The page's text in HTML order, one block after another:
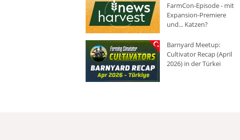
FarmCon-Episode - mit
Expansion-Premiere
und... Katzen?
Barnyard Meetup:
Cultivator Recap (April
2026) in der Türkei